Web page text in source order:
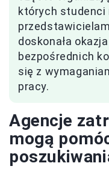
których studenci
doskonała
bezpośrednich
się z
pracy.
Agencje
mogą